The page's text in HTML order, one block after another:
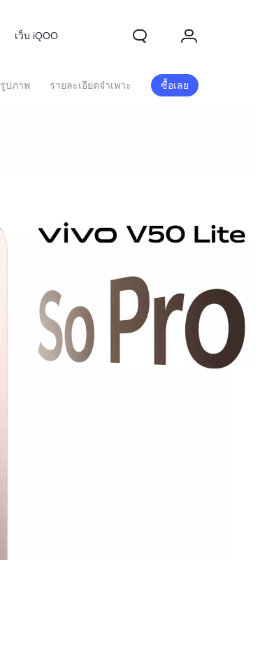
เว็บ iQOO
รูปภาพ รายละเอียดจำเพาะ ซื้อเลย